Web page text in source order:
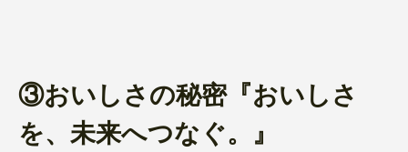
③おいしさの秘密『おいしさ
を、未来へつなぐ。』